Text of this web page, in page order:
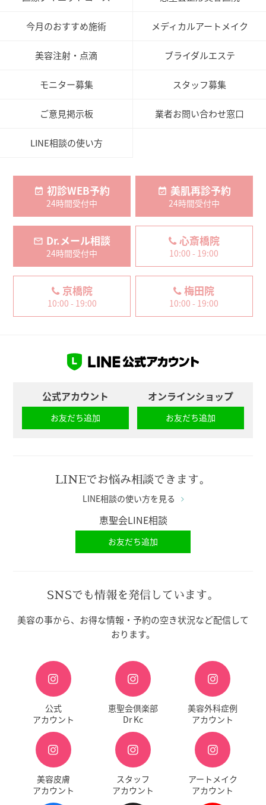
今月のおすすめ施術 メディカルアートメイク
美容注射・点滴 ブライダルエステ
モニター募集 スタッフ募集
ご意見掲示板 業者お問い合わせ窓口
LINE相談の使い方
初診WEB予約
24時間受付中
美肌再診予約
24時間受付中
Dr.メール相談
24時間受付中
心斎橋院
10:00 - 19:00
京橋院
10:00 - 19:00
梅田院
10:00 - 19:00
公式アカウント
お友だち追加
オンラインショップ
お友だち追加
LINEでお悩み相談できます。
LINE相談の使い方を見る
恵聖会LINE相談
お友だち追加
SNSでも情報を発信しています。
美容の事から、お得な情報・予約の空き状況など配信して
おります。
公式
アカウント
恵聖会倶楽部
Dr Kc
美容外科症例
アカウント
美容皮膚
アカウント
スタッフ
アカウント
アートメイク
アカウント